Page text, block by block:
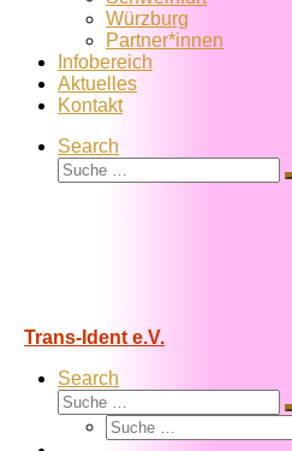
Würzburg
Partner*innen
Infobereich
Aktuelles
Kontakt
Search
Suche
Trans-Ident e.V.
Search
Suche
Suche